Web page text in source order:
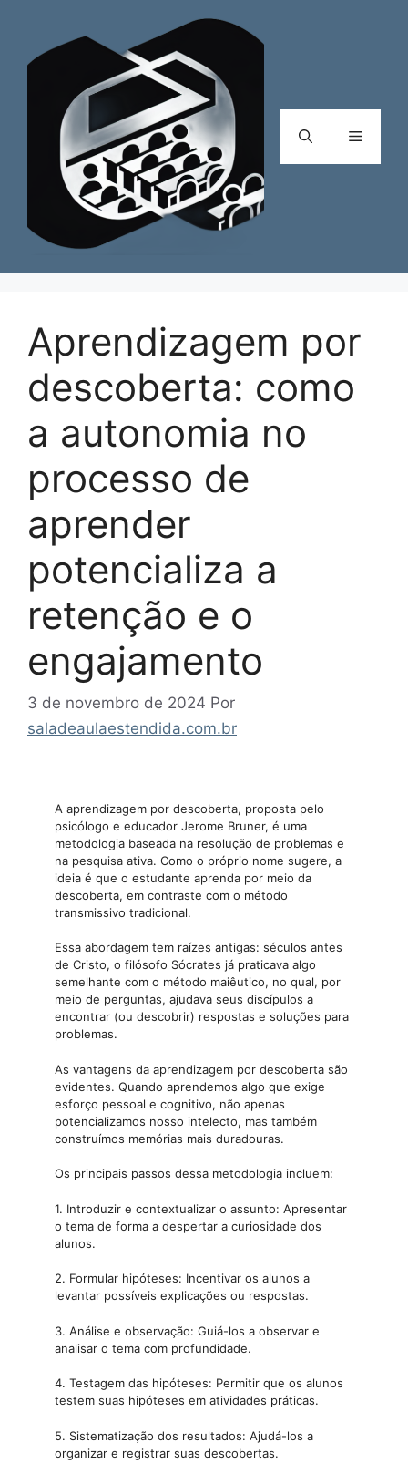
Menu
Aprendizagem por
descoberta: como
a autonomia no
processo de
aprender
potencializa a
retenção e o
engajamento
3 de novembro de 2024 Por
saladeaulaestendida.com.br
A aprendizagem por descoberta, proposta pelo
psicólogo e educador Jerome Bruner, é uma
metodologia baseada na resolução de problemas e
na pesquisa ativa. Como o próprio nome sugere, a
ideia é que o estudante aprenda por meio da
descoberta, em contraste com o método
transmissivo tradicional.
Essa abordagem tem raízes antigas: séculos antes
de Cristo, o filósofo Sócrates já praticava algo
semelhante com o método maiêutico, no qual, por
meio de perguntas, ajudava seus discípulos a
encontrar (ou descobrir) respostas e soluções para
problemas.
As vantagens da aprendizagem por descoberta são
evidentes. Quando aprendemos algo que exige
esforço pessoal e cognitivo, não apenas
potencializamos nosso intelecto, mas também
construímos memórias mais duradouras.
Os principais passos dessa metodologia incluem:
1. Introduzir e contextualizar o assunto: Apresentar
o tema de forma a despertar a curiosidade dos
alunos.
2. Formular hipóteses: Incentivar os alunos a
levantar possíveis explicações ou respostas.
3. Análise e observação: Guiá-los a observar e
analisar o tema com profundidade.
4. Testagem das hipóteses: Permitir que os alunos
testem suas hipóteses em atividades práticas.
5. Sistematização dos resultados: Ajudá-los a
organizar e registrar suas descobertas.